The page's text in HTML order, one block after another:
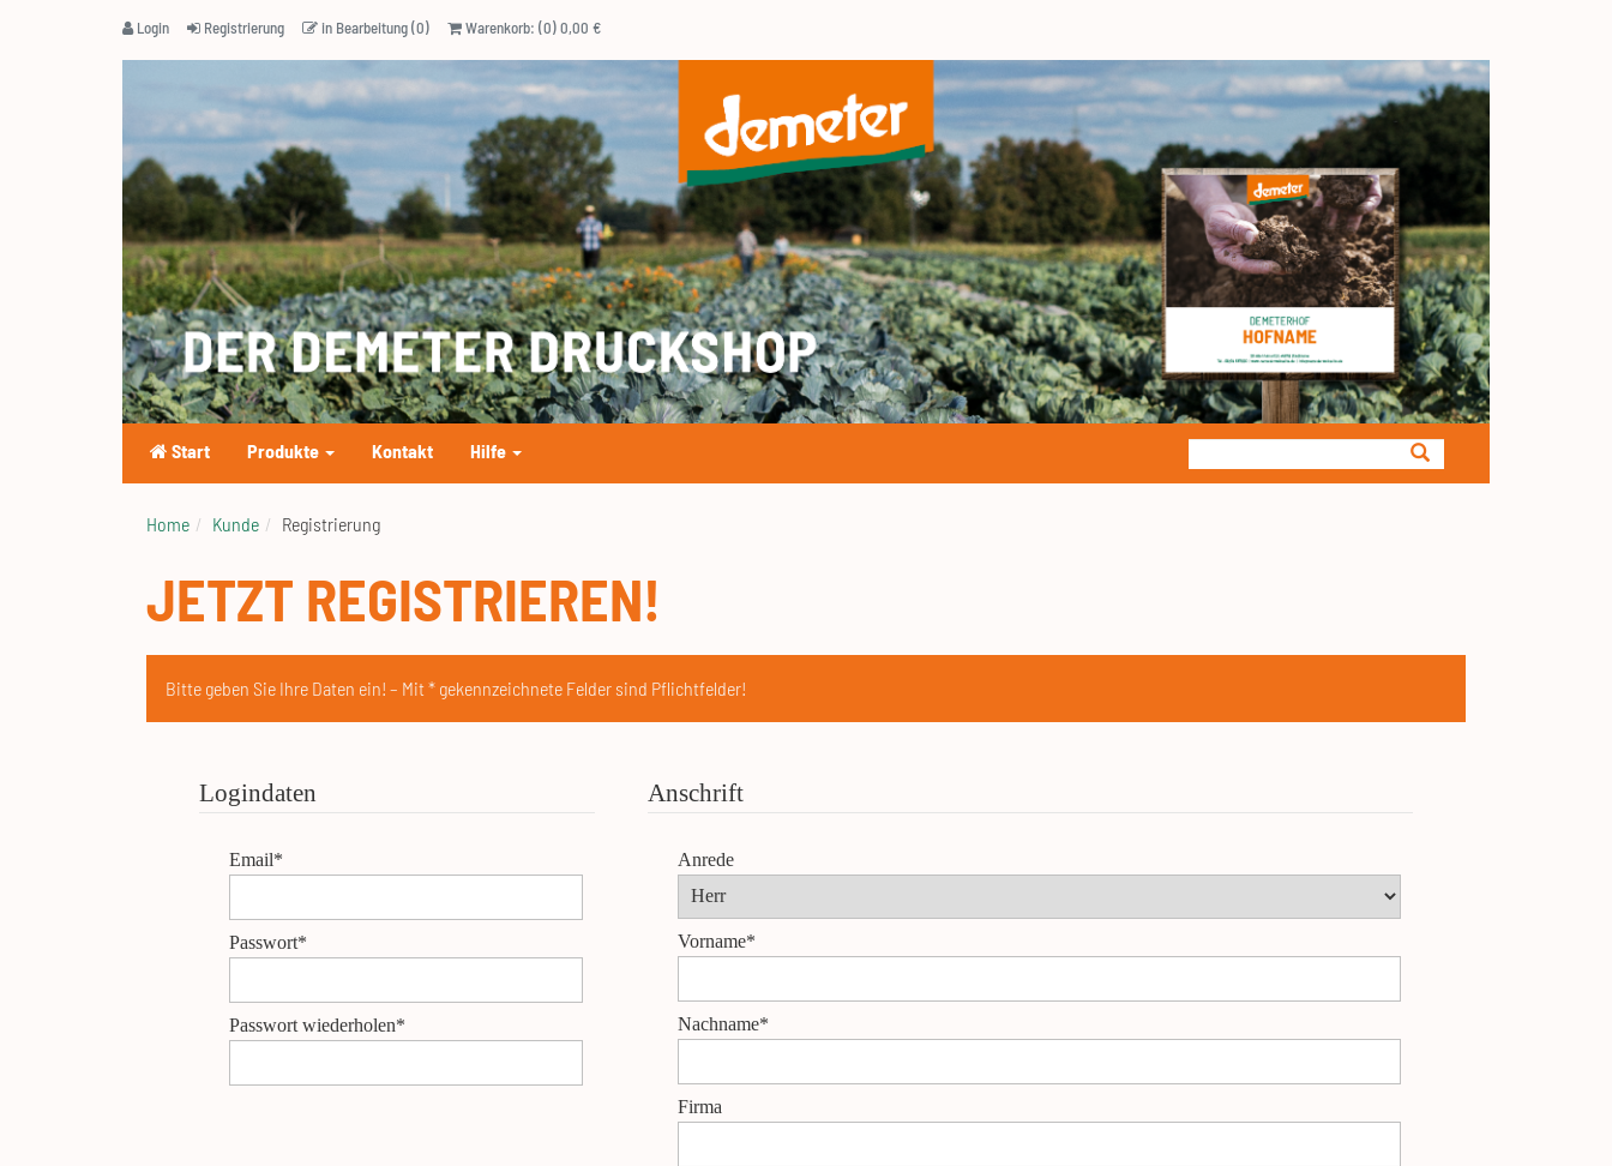
Login Registrierung in Bearbeitung (0) Warenkorb: (0) 0,00 €
Start Produkte Kontakt Hilfe
Home Kunde Registrierung
JETZT REGISTRIEREN!
Bitte geben Sie Ihre Daten ein! – Mit * gekennzeichnete Felder sind Pflichtfelder!
Logindaten
Email*
Passwort*
Passwort wiederholen*
Anschrift
Anrede
Vorname*
Nachname*
Firma